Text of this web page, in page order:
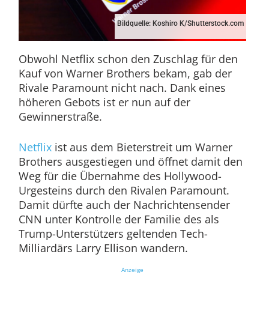
Bildquelle: Koshiro K/Shutterstock.com
Obwohl Netflix schon den Zuschlag für den
Kauf von Warner Brothers bekam, gab der
Rivale Paramount nicht nach. Dank eines
höheren Gebots ist er nun auf der
Gewinnerstraße.
Netflixist aus dem Bieterstreit um Warner
Brothers ausgestiegen und öffnet damit den
Weg für die Übernahme des Hollywood-
Urgesteins durch den Rivalen Paramount.
Damit dürfte auch der Nachrichtensender
CNN unter Kontrolle der Familie des als
Trump-Unterstützers geltenden Tech-
Milliardärs Larry Ellison wandern.
Anzeige